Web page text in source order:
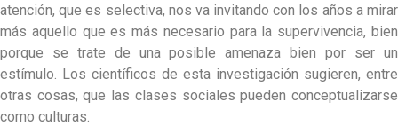
atención, que es selectiva, nos va invitando con los años a mirar
más aquello que es más necesario para la supervivencia, bien
porque se trate de una posible amenaza bien por ser un
estímulo. Los científicos de esta investigación sugieren, entre
otras cosas, que las clases sociales pueden conceptualizarse
como culturas.